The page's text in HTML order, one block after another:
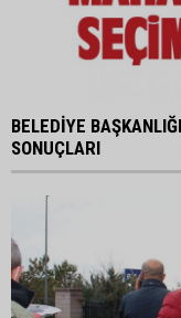
BELEDİYE
SONUÇLARI